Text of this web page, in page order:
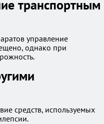
транспортным
управление
однако при
средств, используемых